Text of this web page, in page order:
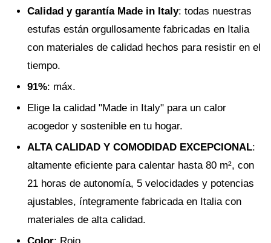
Calidad y garantía Made in Italy: todas nuestras
estufas están orgullosamente fabricadas en Italia
con materiales de calidad hechos para resistir en el
tiempo.
91%: máx.
Elige la calidad "Made in Italy" para un calor
acogedor y sostenible en tu hogar.
ALTA CALIDAD Y COMODIDAD EXCEPCIONAL:
altamente eficiente para calentar hasta 80 m², con
21 horas de autonomía, 5 velocidades y potencias
ajustables, íntegramente fabricada en Italia con
materiales de alta calidad.